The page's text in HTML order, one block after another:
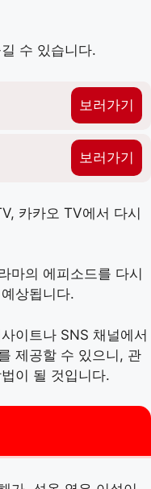
수 있습니다.
보러가기
보러가기
카카오 TV에서 다시
마의 에피소드를 다시
상됩니다.
이트나 SNS 채널에서
제공할 수 있으니, 관
이 될 것입니다.